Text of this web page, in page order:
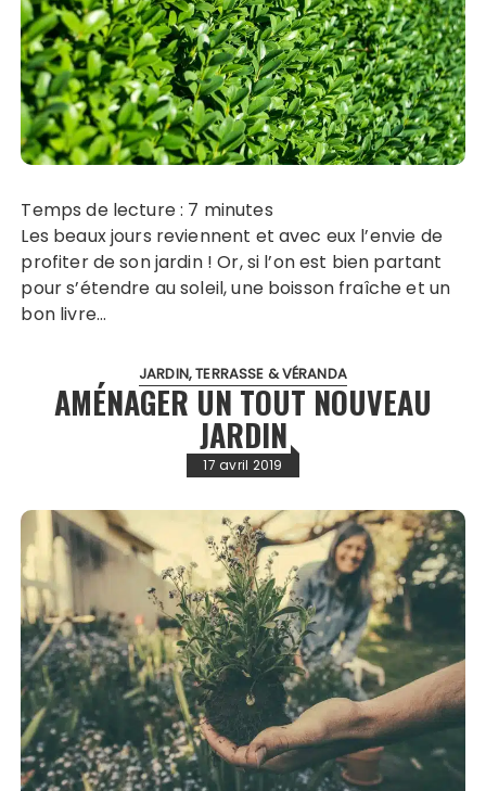
Temps de lecture : 7 minutes
Les beaux jours reviennent et avec eux l’envie de
profiter de son jardin ! Or, si l’on est bien partant
pour s’étendre au soleil, une boisson fraîche et un
bon livre…
JARDIN, TERRASSE & VÉRANDA
AMÉNAGER UN TOUT NOUVEAU
JARDIN
17 avril 2019